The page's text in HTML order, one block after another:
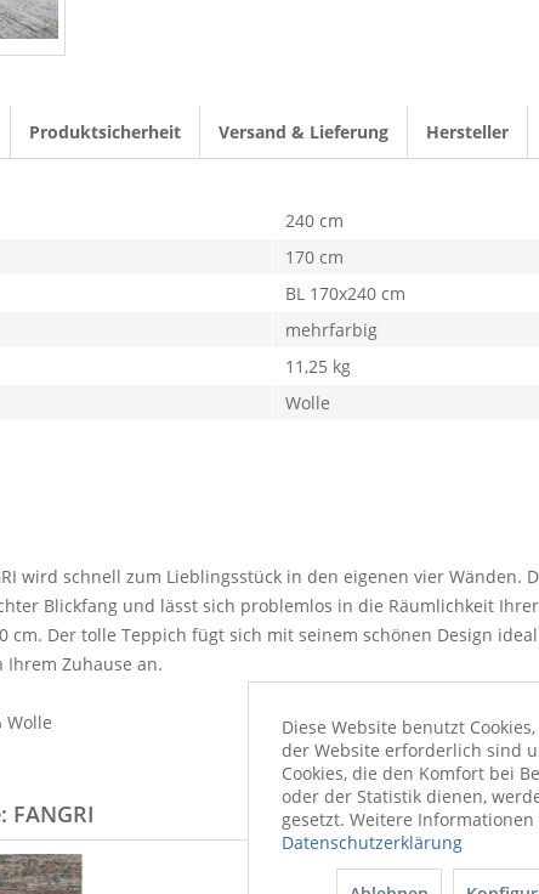
Produktsicherheit Versand & Lieferung Hersteller
wird schnell zum Lieblingsstück in den eigenen vier
Blickfang und lässt sich problemlos in die Räumlichkeit
cm. Der tolle Teppich fügt sich mit seinem schönen Design
Ihrem Zuhause an.
Wolle
240 cm
170 cm
BL 170x240 cm
mehrfarbig
11,25 kg
Wolle
FANGRI
Diese Website benutzt
der Website erforderlich sind
Cookies, die den Komfort bei
oder der Statistik dienen,
gesetzt. Weitere
Datenschutzerklärung